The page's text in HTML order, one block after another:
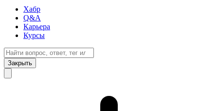
Хабр
Q&A
Карьера
Курсы
Закрыть